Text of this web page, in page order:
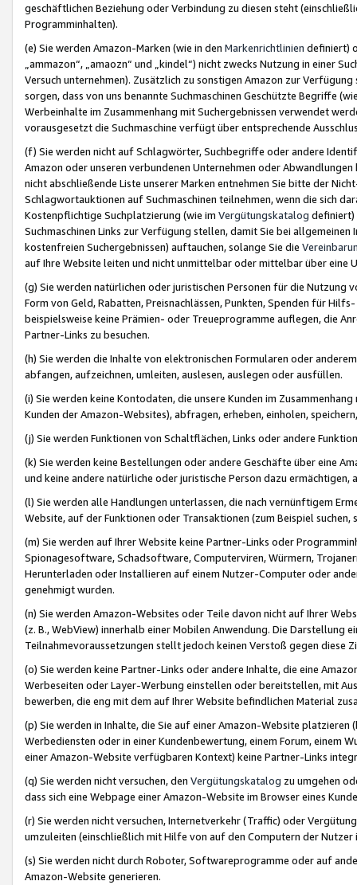
geschäftlichen Beziehung oder Verbindung zu diesen steht
Programminhalten).
(e) Sie werden Amazon-Marken (wie in den Markenrichtlinien definiert)
„ammazon“, „amaozn“ und „kindel“) nicht zwecks Nutzung in einer
Versuch unternehmen). Zusätzlich zu sonstigen Amazon zur
sorgen, dass von uns benannte Suchmaschinen Geschützte Begriffe
Werbeinhalte im Zusammenhang mit Suchergebnissen verwendet
vorausgesetzt die Suchmaschine verfügt über entsprechende
(f) Sie werden nicht auf Schlagwörter, Suchbegriffe oder andere
Amazon oder unseren verbundenen Unternehmen oder
nicht abschließende Liste unserer Marken entnehmen Sie bitte der
Schlagwortauktionen auf Suchmaschinen teilnehmen, wenn die sich
Kostenpflichtige Suchplatzierung (wie im Vergütungskatalog definiert)
Suchmaschinen Links zur Verfügung stellen, damit Sie bei
kostenfreien Suchergebnissen) auftauchen, solange Sie die
auf Ihre Website leiten und nicht unmittelbar oder mittelbar über eine
(g) Sie werden natürlichen oder juristischen Personen für die Nutzung
Form von Geld, Rabatten, Preisnachlässen, Punkten, Spenden für
beispielsweise keine Prämien- oder Treueprogramme auflegen, die
Partner-Links zu besuchen.
(h) Sie werden die Inhalte von elektronischen Formularen oder
abfangen, aufzeichnen, umleiten, auslesen, auslegen oder ausfüllen.
(i) Sie werden keine Kontodaten, die unsere Kunden im
Kunden der Amazon-Websites), abfragen, erheben, einholen,
(j) Sie werden Funktionen von Schaltflächen, Links oder andere
(k) Sie werden keine Bestellungen oder andere Geschäfte über eine
und keine andere natürliche oder juristische Person dazu
(l) Sie werden alle Handlungen unterlassen, die nach vernünftigem
Website, auf der Funktionen oder Transaktionen (zum Beispiel
(m) Sie werden auf Ihrer Website keine Partner-Links oder
Spionagesoftware, Schadsoftware, Computerviren, Würmern,
Herunterladen oder Installieren auf einem Nutzer-Computer oder
genehmigt wurden.
(n) Sie werden Amazon-Websites oder Teile davon nicht auf Ihrer
(z. B., WebView) innerhalb einer Mobilen Anwendung. Die Darstellung
Teilnahmevoraussetzungen stellt jedoch keinen Verstoß gegen diese
(o) Sie werden keine Partner-Links oder andere Inhalte, die eine
Werbeseiten oder Layer-Werbung einstellen oder bereitstellen, mit
bewerben, die eng mit dem auf Ihrer Website befindlichen Material
(p) Sie werden in Inhalte, die Sie auf einer Amazon-Website
Werbediensten oder in einer Kundenbewertung, einem Forum, einem
einer Amazon-Website verfügbaren Kontext) keine Partner-Links
(q) Sie werden nicht versuchen, den Vergütungskatalog zu umgehen
dass sich eine Webpage einer Amazon-Website im Browser eines
(r) Sie werden nicht versuchen, Internetverkehr (Traffic) oder
umzuleiten (einschließlich mit Hilfe von auf den Computern der
(s) Sie werden nicht durch Roboter, Softwareprogramme oder auf
Amazon-Website generieren.